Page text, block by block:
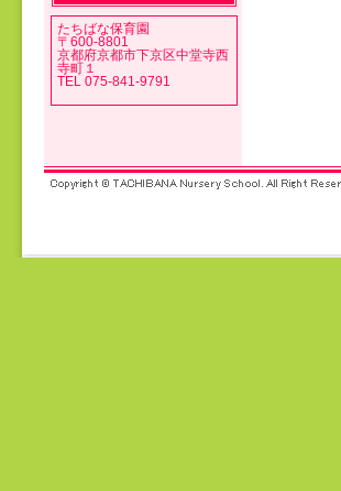
たちばな保育園
〒600-8801
京都府京都市下京区中堂寺西
寺町１
TEL 075-841-9791